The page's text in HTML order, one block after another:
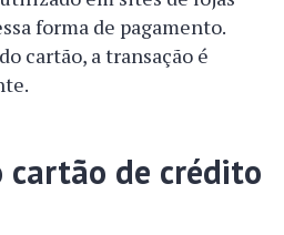
forma de pagamento.
cartão, a transação é
cartão de crédito